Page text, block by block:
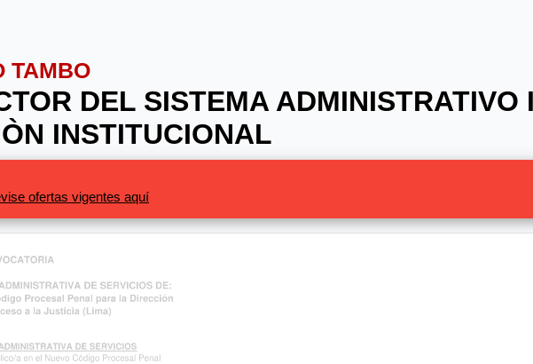
TAMBO
DEL SISTEMA ADMINISTRATIVO
INSTITUCIONAL
ofertas vigentes aquí